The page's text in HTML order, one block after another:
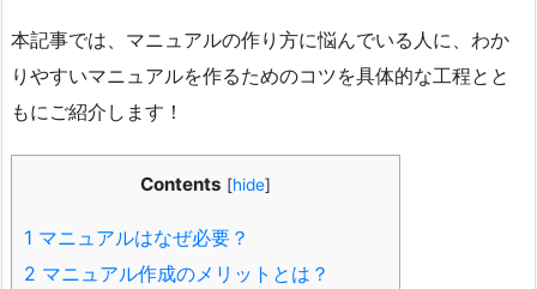
本記事では、マニュアルの作り方に悩んでいる人に、わか
りやすいマニュアルを作るためのコツを具体的な工程とと
もにご紹介します！
Contents [hide]
1 マニュアルはなぜ必要？
2 マニュアル作成のメリットとは？